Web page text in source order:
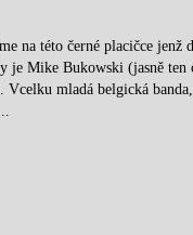
této černé placičce jenž
je Mike Bukowski (jasně
Vcelku mladá belgická